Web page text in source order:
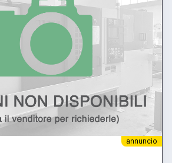
annuncio